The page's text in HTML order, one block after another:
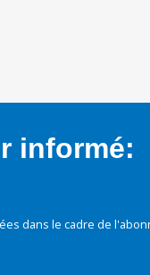
informé:
dans le cadre de